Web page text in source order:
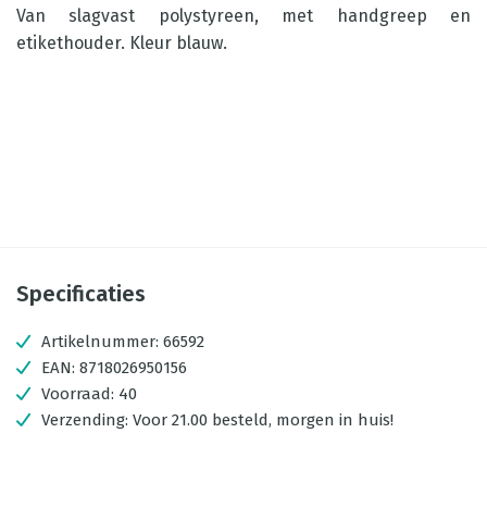
Van slagvast polystyreen, met handgreep en
etikethouder. Kleur blauw.
Specificaties
Artikelnummer: 66592
EAN: 8718026950156
Voorraad: 40
Verzending: Voor 21.00 besteld, morgen in huis!